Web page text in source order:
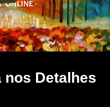
nos Detalhes